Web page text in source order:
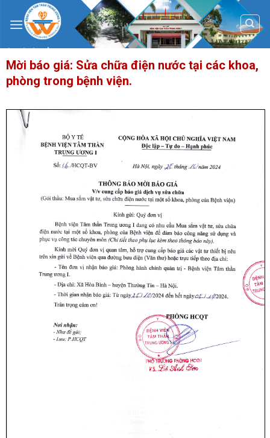
content
Mời báo giá: Sửa chữa điện nước tại các khoa,
phòng trong bệnh viện.